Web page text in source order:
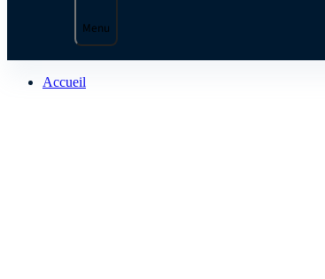
Menu
Accueil